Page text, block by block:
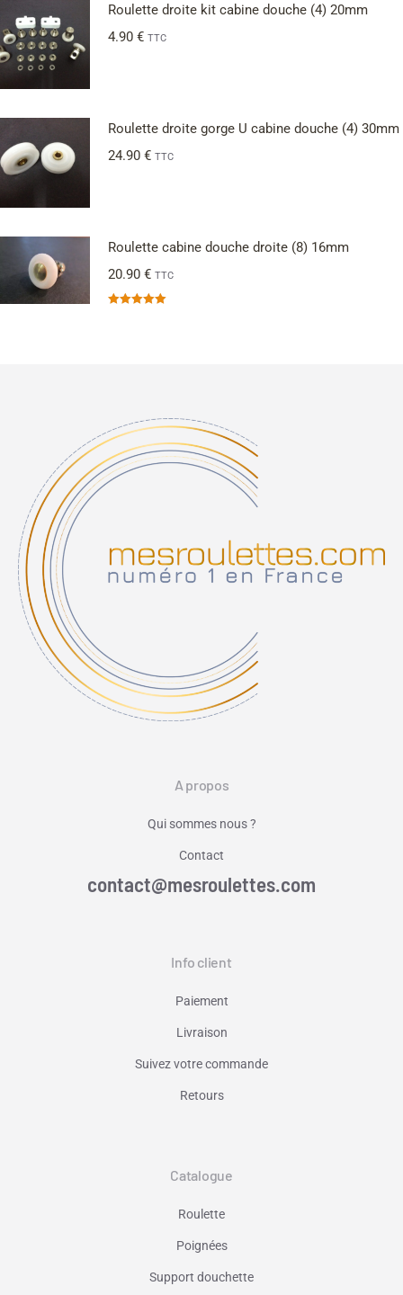
Roulette droite kit cabine douche (4) 20mm
4.90 € TTC
Roulette droite gorge U cabine douche (4) 30mm
24.90 € TTC
Roulette cabine douche droite (8) 16mm
20.90 € TTC
A propos
Qui sommes nous ?
Contact
contact@mesroulettes.com
Info client
Paiement
Livraison
Suivez votre commande
Retours
Catalogue
Roulette
Poignées
Support douchette